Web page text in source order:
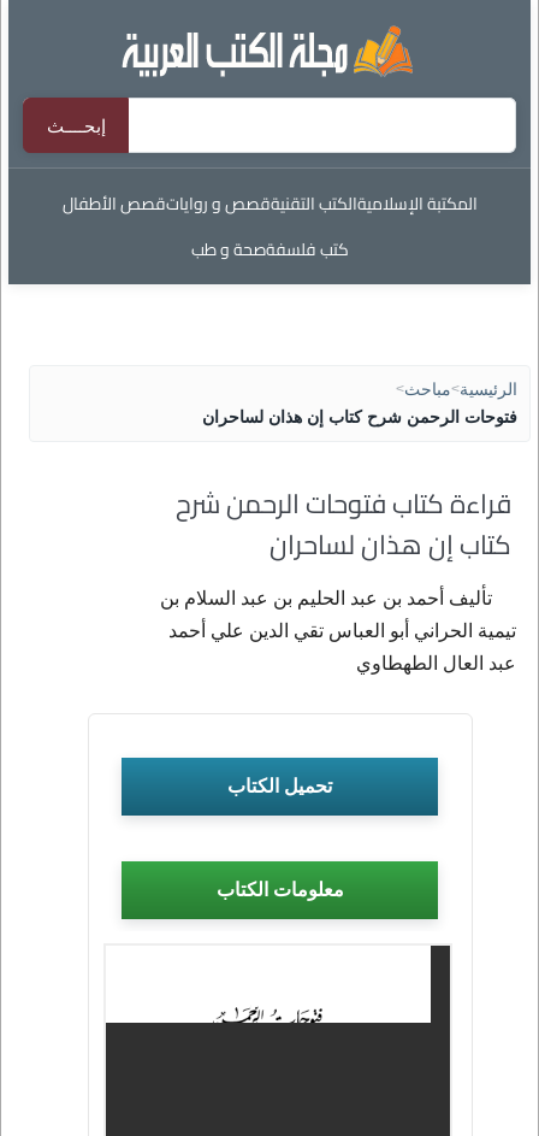
المكتبة الإسلاميةالكتب التقنيةقصص و رواياتقصص الأطفال
كتب فلسفةصحة و طب
الرئيسية>مباحث>
فتوحات الرحمن شرح كتاب إن هذان لساحران
قراءة كتاب فتوحات الرحمن شرح
كتاب إن هذان لساحران
تأليف أحمد بن عبد الحليم بن عبد السلام بن
تيمية الحراني أبو العباس تقي الدين علي أحمد
عبد العال الطهطاوي
تحميل الكتاب
معلومات الكتاب